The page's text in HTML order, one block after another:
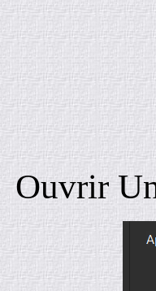
Ouvrir